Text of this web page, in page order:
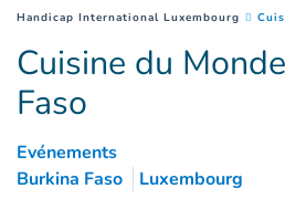
You are here :
Handicap International Luxembourg
Cuisine du
Faso
Evénements
Burkina Faso
Luxembourg